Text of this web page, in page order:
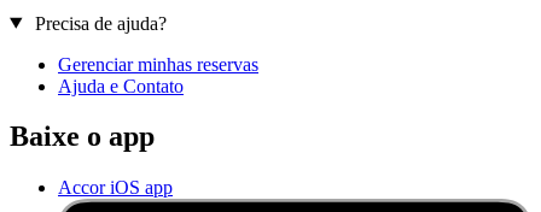
Precisa de ajuda?
Gerenciar minhas reservas
Ajuda e Contato
Baixe o app
Accor iOS app